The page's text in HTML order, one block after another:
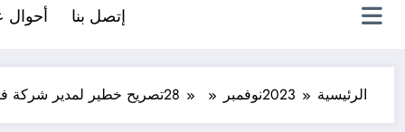
إتصل بنا أحوال
الرئيسية 2023نوفمبر 28تصريح خطير لمدير شركة